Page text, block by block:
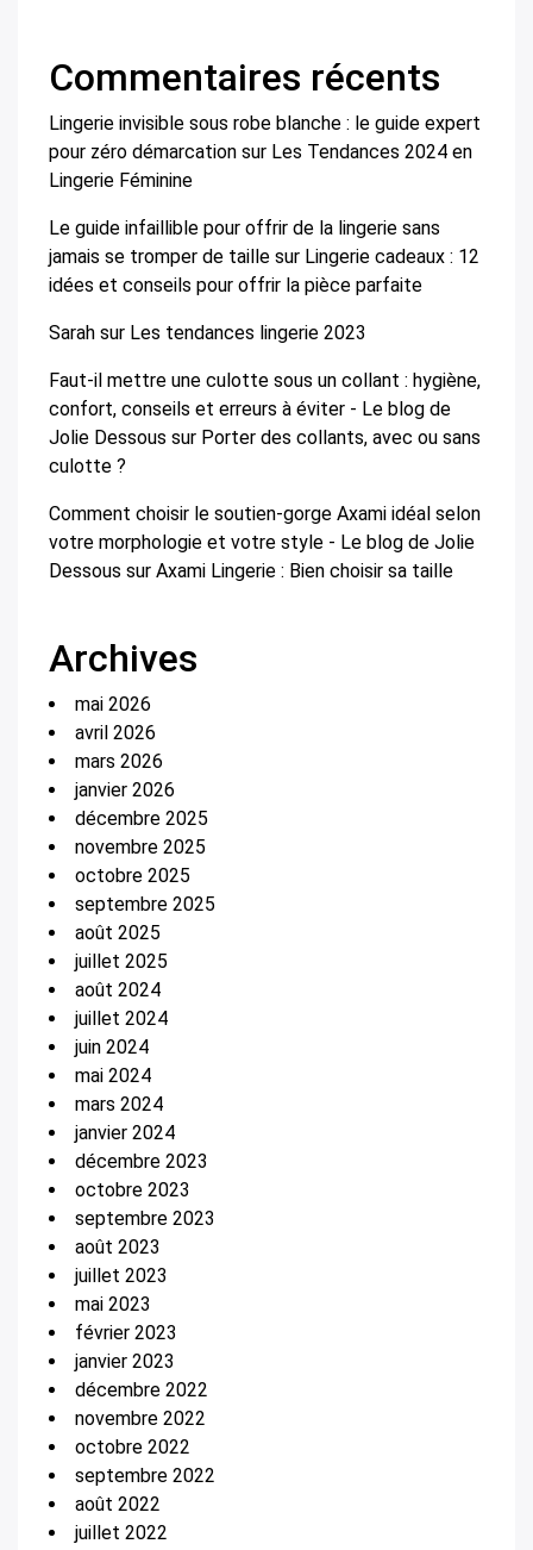
Commentaires récents
Lingerie invisible sous robe blanche : le guide expert
pour zéro démarcation sur Les Tendances 2024 en
Lingerie Féminine
Le guide infaillible pour offrir de la lingerie sans
jamais se tromper de taille sur Lingerie cadeaux : 12
idées et conseils pour offrir la pièce parfaite
Sarah sur Les tendances lingerie 2023
Faut-il mettre une culotte sous un collant : hygiène,
confort, conseils et erreurs à éviter - Le blog de
Jolie Dessous sur Porter des collants, avec ou sans
culotte ?
Comment choisir le soutien-gorge Axami idéal selon
votre morphologie et votre style - Le blog de Jolie
Dessous sur Axami Lingerie : Bien choisir sa taille
Archives
mai 2026
avril 2026
mars 2026
janvier 2026
décembre 2025
novembre 2025
octobre 2025
septembre 2025
août 2025
juillet 2025
août 2024
juillet 2024
juin 2024
mai 2024
mars 2024
janvier 2024
décembre 2023
octobre 2023
septembre 2023
août 2023
juillet 2023
mai 2023
février 2023
janvier 2023
décembre 2022
novembre 2022
octobre 2022
septembre 2022
août 2022
juillet 2022